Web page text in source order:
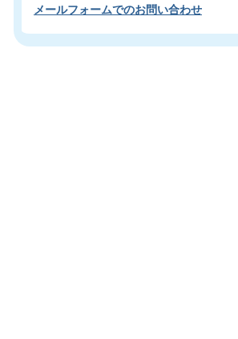
メールフォームでのお問い合わせ